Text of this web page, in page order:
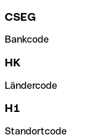
CSEG
Bankcode
HK
Ländercode
H1
Standortcode